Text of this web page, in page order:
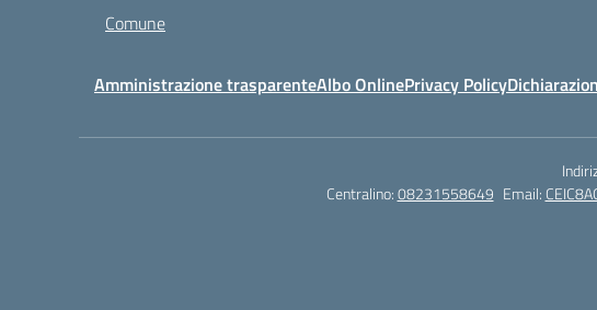
Comune
Amministrazione trasparenteAlbo OnlinePrivacy Policy
Centralino:08231558649 Email: